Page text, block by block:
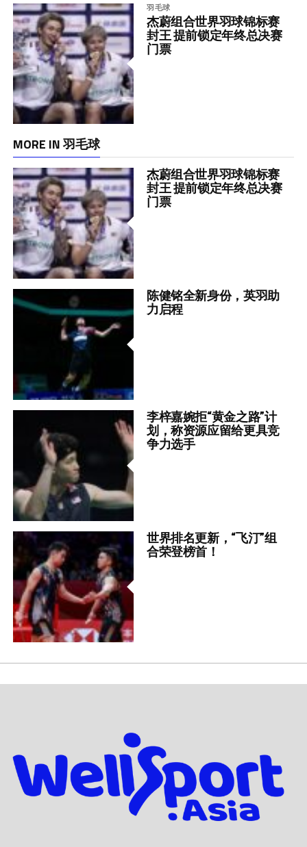
羽毛球
杰蔚组合世界羽球锦标赛
封王 提前锁定年终总决赛
门票
MORE IN 羽毛球
杰蔚组合世界羽球锦标赛
封王 提前锁定年终总决赛
门票
陈健铭全新身份，英羽助
力启程
李梓嘉婉拒“黄金之路”计
划，称资源应留给更具竞
争力选手
世界排名更新，“飞汀”组
合荣登榜首！